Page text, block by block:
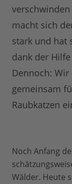
verschwinden
macht sich
stark und hat
dank der
Dennoch:
gemeinsam
Raubkatzen
Noch Anfang
Wälder. Heute